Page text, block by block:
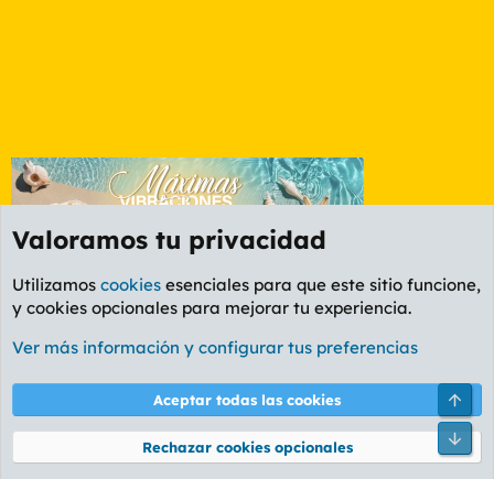
Etiquetas
Cookies
PL OLDSTYLE AMARILLO
Términos y reglas Política de privacidad Ayuda
Community platform by XenForo® © 2010-2026 XenForo Ltd.
Valoramos tu privacidad
Utilizamos cookies esenciales para que este sitio funcione,
y cookies opcionales para mejorar tu experiencia.
Ver más información y configurar tus preferencias
Aceptar todas las cookies
Rechazar cookies opcionales
Pie